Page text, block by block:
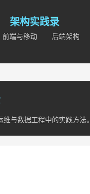
架构实践录
前端与移动 后端架构
与数据工程中的实践方法。